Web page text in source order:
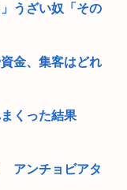
うざい奴「その
金、集客はどれ
くった結果
アンチョビアタ